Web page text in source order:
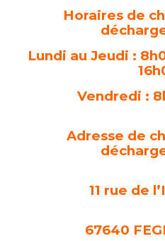
Horaires de
Lundi au Jeudi :
Vendredi :
Adresse de
11 rue de
67640